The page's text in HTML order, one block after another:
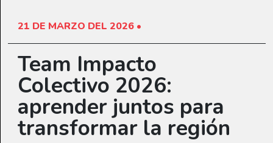
21 DE MARZO DEL 2026 •
Team Impacto
Colectivo 2026:
aprender juntos para
transformar la región